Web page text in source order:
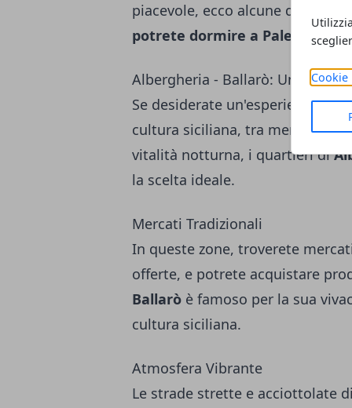
Cookie
piacevole, ecco alcune delle
potrete dormire a Palermo,
Albergheria - Ballarò:
Se desiderate un'esperienza
cultura siciliana, tra mercati
vitalità notturna, i quartieri di
la scelta ideale.
Mercati Tradizionali
In queste zone, troverete
offerte, e potrete acquistare
Ballarò è famoso per la sua
cultura siciliana.
Atmosfera Vibrante
Le strade strette e acciottolate